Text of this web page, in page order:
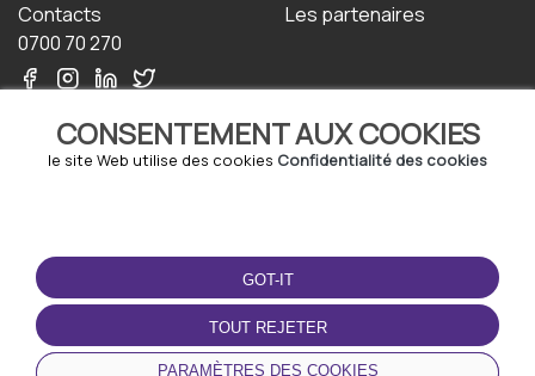
CONSENTEMENT AUX COOKIES
le site Web utilise des cookies Confidentialité des cookies
GOT-IT
TOUT REJETER
PARAMÈTRES DES COOKIES
Contacts
0700 70 270
Les partenaires
TERMS-OF-USE
Termes et conditions
Politique de confidentialité
Politique relative aux
cookies
TÉLÉCHARGEZ
L'APPLICATION